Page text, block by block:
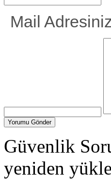
Mail
Güvenlik
yeniden